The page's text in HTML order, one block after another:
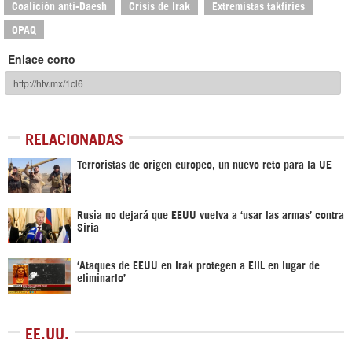
Coalición anti-Daesh Crisis de Irak Extremistas takfiríes
OPAQ
Enlace corto
RELACIONADAS
Terroristas de origen europeo, un nuevo reto para la UE
Rusia no dejará que EEUU vuelva a ‘usar las armas’ contra
Siria
‘Ataques de EEUU en Irak protegen a EIIL en lugar de
eliminarlo’
EE.UU.